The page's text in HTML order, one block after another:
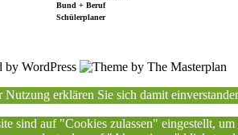
Bund + Beruf
Schülerplaner
erklären Sie sich damit
sind auf "Cookies zulassen" eingestellt,